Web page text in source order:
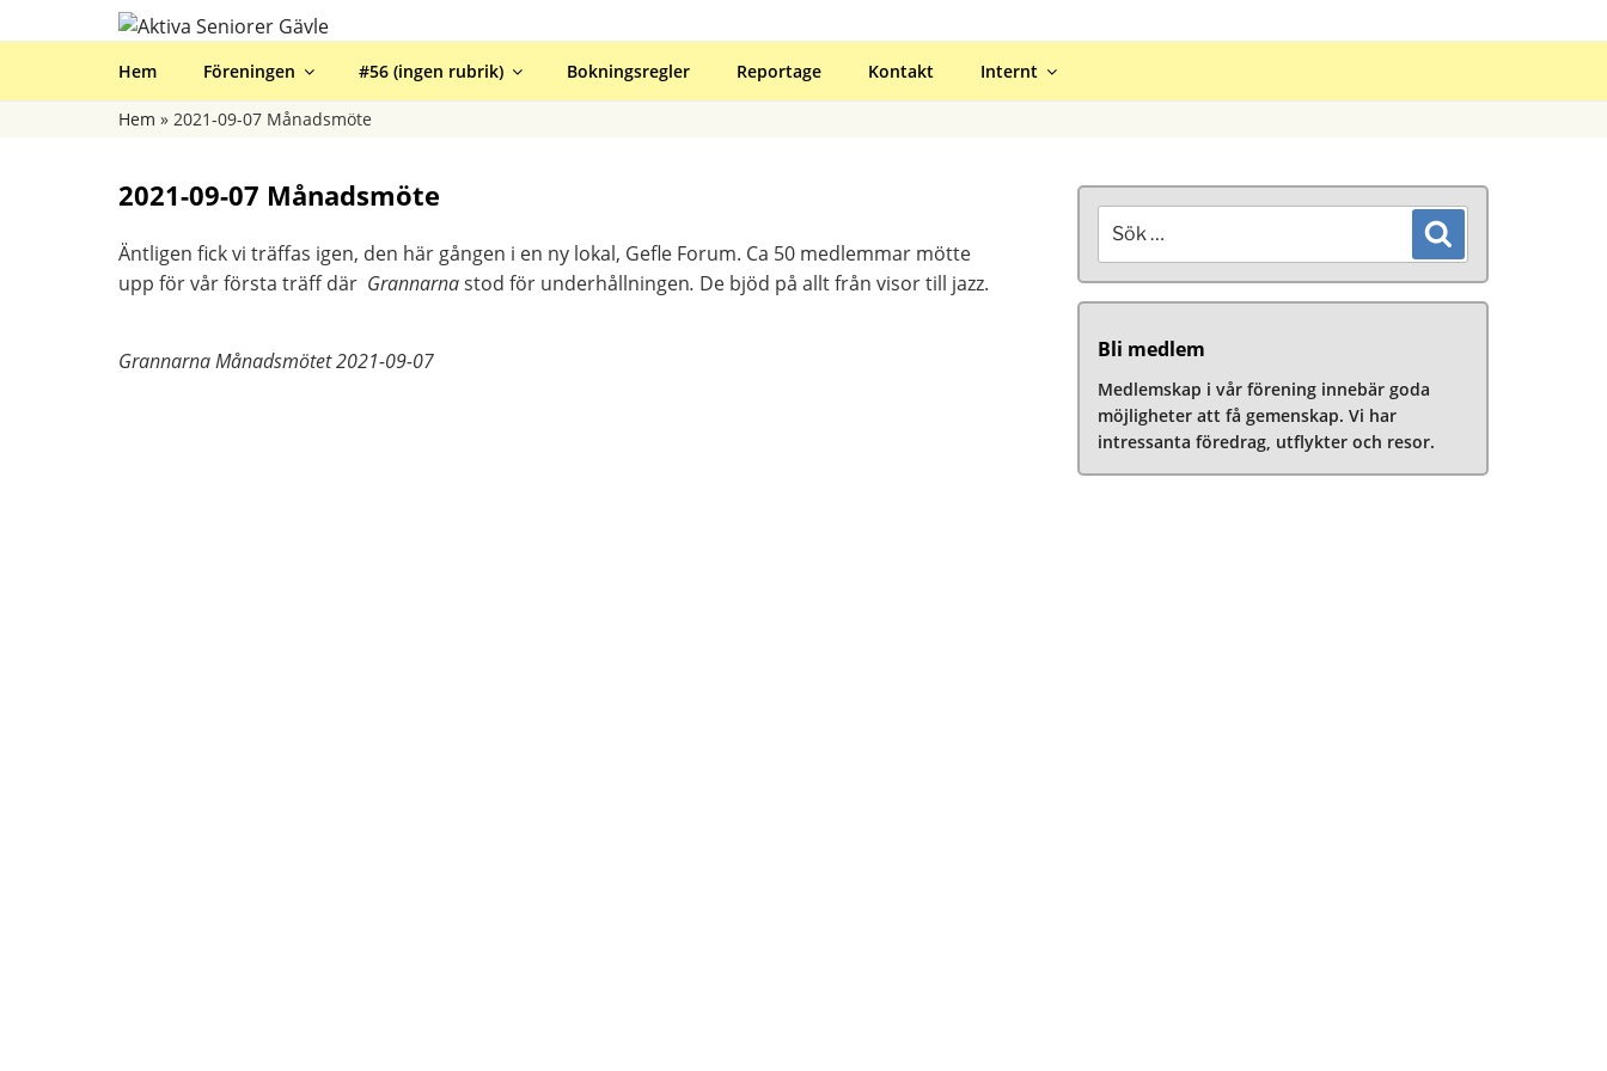
till
AKTIVA SENIORER GÄVLE
Hem Föreningen #56 (ingen rubrik) Bokningsregler Reportage Kontakt Internt
Hem » 2021-09-07 Månadsmöte
2021-09-07 Månadsmöte
Äntligen fick vi träffas igen, den här gången i en ny lokal, Gefle Forum. Ca 50 medlemmar mötte
upp för vår första träff där Grannarnastod för underhållningen. De bjöd på allt från visor till jazz.
Grannarna Månadsmötet 2021-09-07
efter:
Bli medlem
Medlemskap i vår förening innebär goda
möjligheter att få gemenskap. Vi har
intressanta föredrag, utflykter och resor.